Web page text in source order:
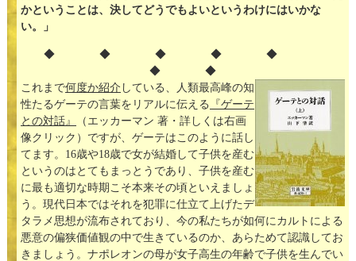
かということは、決してどうでもよいというわけにはいかな
い。」
◆ ◆ ◆ ◆ ◆
◆ ◆
これまで何度か紹介 している、人類最高峰の知
性たるゲーテの言葉をリアルに伝える
『ゲーテ
との対話』
（エッカーマン 著・詳しくは右画
像クリック）ですが、ゲーテはこのように話し
てます。16歳や18歳で女が結婚して子供を産む
というのはとてもまっとうであり、子供を産む
に最も適切な時期こそ本来その頃といえましょ
う。現代日本ではそれを犯罪に仕立て上げたデ
タラメ思想が流布されており、今の私たちが如何にカルトによる
悪意の偏狭価値観の中で生きているのか、あらためて認識してお
きましょう。ナポレオンの母が女子高生の年齢で子供を生んでい